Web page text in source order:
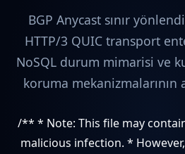
BGP Anycast sınır
HTTP/3 QUIC transport
NoSQL durum mimarisi ve
koruma
/** * Note: This file may
malicious infection. *